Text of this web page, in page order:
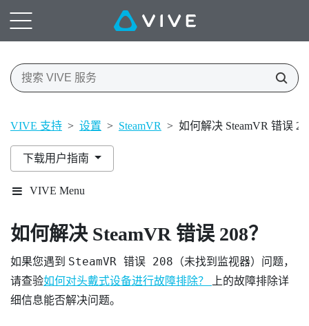
VIVE 支持 > 设置 > SteamVR > 如何解决 SteamVR 错误
下载用户指南
VIVE Menu
如何解决 SteamVR 错误 208？
如果您遇到 SteamVR 错误 208（未找到监视器）
问题，
请查验如何对头戴式设备进行故障排除？
上的故障排除详
细信息能否解决问题。